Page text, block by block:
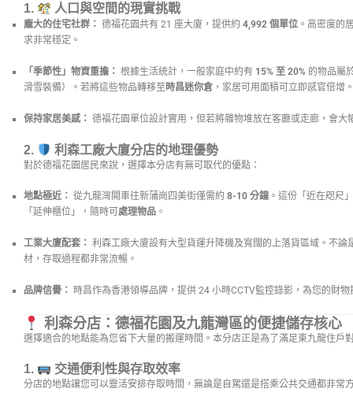
1. 人口與空間的現實挑戰
龐大的住宅社群： 德福花園共有 21 座大廈，提供約 4,992 個單位 。高密度的
求非常穩定。
「季節性」物資重擔： 根據生活統計，一般家庭中約有 15% 至 20% 的物品屬
滑雪裝備）。若將這些物品轉移至時昌迷你倉 ，家居可用面積可立即感官倍增
保持家居美感： 德福花園單位設計實用，但若將雜物堆放在客廳或走廊，會大
2. 利森工廠大廈分店的地理優勢
對於德福花園居民來說，選擇本分店有無可取代的優點：
地點極近： 從九龍灣開車往新蒲崗四美街僅需約 8-10 分鐘 。這份「近在咫尺
「延伸櫃位」，隨時可 處理物品 。
工業大廈配套： 利森工廠大廈設有大型貨運升降機及寬闊的上落貨區域。不論
材，存取過程都非常流暢。
品牌信譽： 時昌作為香港領導品牌，提供 24 小時CCTV監控錄影，為您的財
利森分店：德福花園及九龍灣區的便捷儲存核心
選擇適合的地點能為您省下大量的搬運時間。本分店正是為了滿足東九龍住戶
1. 交通便利性與存取效率
分店的地點讓您可以靈活安排存取時間，無論是自駕還是搭乘公共交通都非常